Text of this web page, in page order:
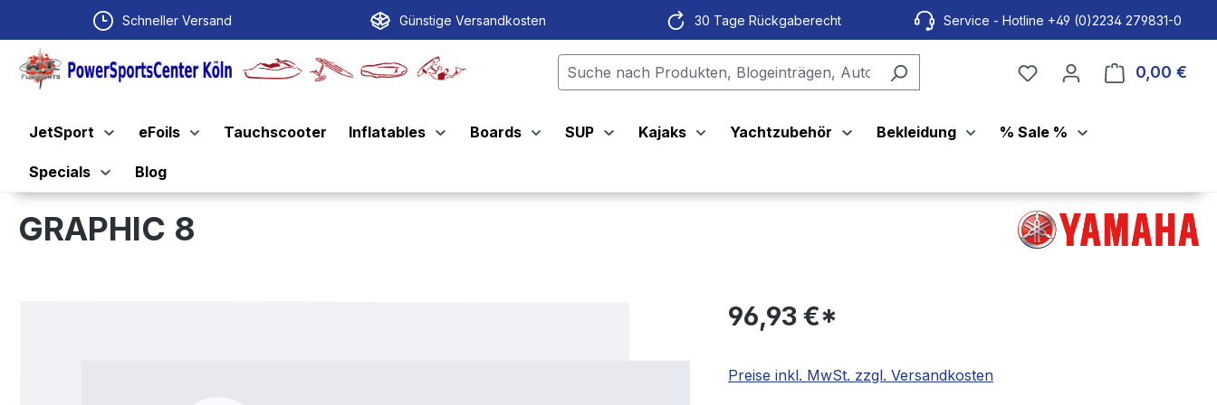
Zur Hauptnavigation springen
Schneller Versand Günstige Versandkosten 30 Tage Rückgaberecht Service - Hotline +49 (0)2234 279831-0
0,00 €
JetSport eFoils Tauchscooter Inflatables Boards SUP Kajaks Yachtzubehör Bekleidung % Sale %
Specials Blog
GRAPHIC 8
96,93 €*
Preise inkl. MwSt. zzgl. Versandkosten